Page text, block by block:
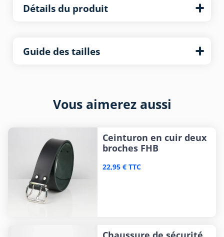
Détails du produit
Guide des tailles
Vous aimerez aussi
Ceinturon en cuir deux
broches FHB
22,95 € TTC